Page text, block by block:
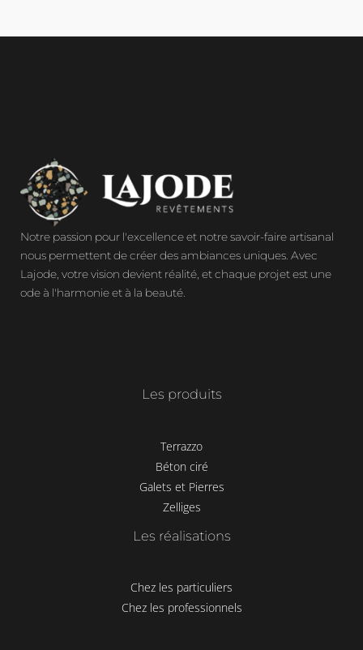
Notre passion pour l'excellence et notre savoir-faire artisanal
nous permettent de créer des ambiances uniques. Avec
Lajode, votre vision devient réalité, et chaque projet est une
ode à l'harmonie et à la beauté.
Les produits
Terrazzo
Béton ciré
Galets et Pierres
Zelliges
Les réalisations
Chez les particuliers
Chez les professionnels